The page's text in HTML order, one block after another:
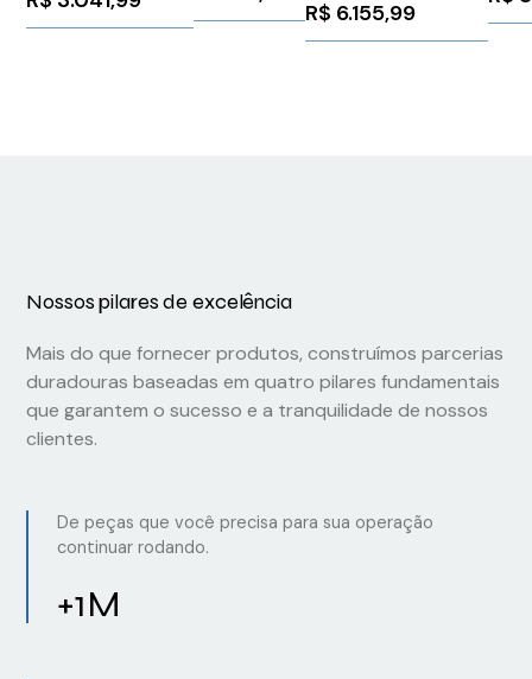
(VSD)Trifásico380-
R$ 6.155,99
Nossos pilares de excelência
Mais do que fornecer produtos, construímos parcerias
duradouras baseadas em quatro pilares fundamentais
que garantem o sucesso e a tranquilidade de nossos
clientes.
De peças que você precisa para sua operação
continuar rodando.
+1M